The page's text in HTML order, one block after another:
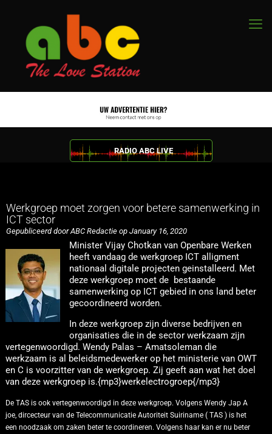
RADIO ABC LIVE
Werkgroep moet zorgen voor betere samenwerking in
ICT sector
Gepubliceerd door ABC Redactie op January 16, 2020
Minister Vijay Chotkan van Openbare Werken
heeft vandaag de werkgroep ICT alligment
nationaal digitale projecten geinstalleerd. Met
deze werkgroep moet de bestaande
samenwerking op ICT gebied in ons land beter
gecoordineerd worden.
In deze werkgroep zijn diverse bedrijven en
organisaties die in de sector werkzaam zijn
vertegenwoordigd. Wendy Palas – Amatsoleman die
werkzaam is al beleidsmedewerker op het ministerie van OWT
en C is voorzitter van de werkgroep. Zij geeft aan wat het doel
van deze werkgroep is.{mp3}werkelectrogroep{/mp3}
De TAS is ook vertegenwoordigd in deze werkgroep. Volgens Wendy Jap A
joe, dircecteur van de Telecommunicatie Autoriteit Suiriname ( TAS ) is het
een noodzaak om zaken beter te coordineren. Volgens haar kan er nu beter